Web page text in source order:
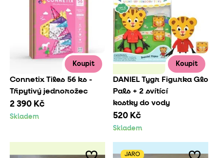
Koupit
Connetix Tiles 56 ks -
Třpytivý jednorožec
2 390 Kč
Skladem
Koupit
DANIEL Tygr Figurka Glo
Pals + 2 svítící
kostky do vody
520 Kč
Skladem
JARO